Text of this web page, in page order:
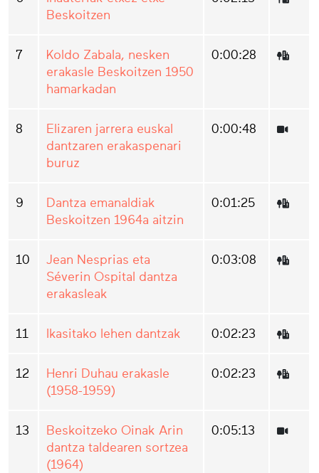
Beskoitzen
7
Koldo Zabala, nesken
erakasle Beskoitzen 1950
hamarkadan
0:00:28
8
Elizaren jarrera euskal
dantzaren erakaspenari
buruz
0:00:48
9
Dantza emanaldiak
Beskoitzen 1964a aitzin
0:01:25
10
Jean Nesprias eta
Séverin Ospital dantza
erakasleak
0:03:08
11 Ikasitako lehen dantzak 0:02:23
12
Henri Duhau erakasle
(1958-1959)
0:02:23
13
Beskoitzeko Oinak Arin
dantza taldearen sortzea
(1964)
0:05:13